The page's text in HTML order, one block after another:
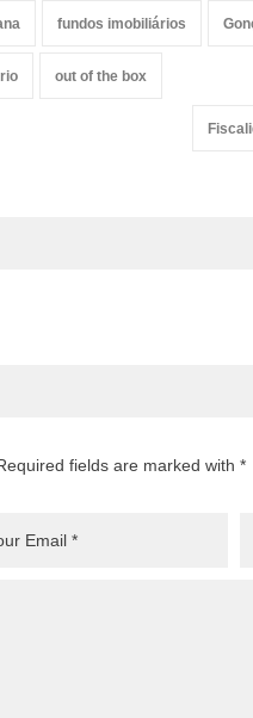
fundos imobiliários
out of the box
fields are marked with *